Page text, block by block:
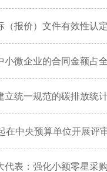
（报价）文件有效性认
小微企业的合同金额占
立统一规范的碳排放统
在中央预算单位开展评
代表：强化小额零星采